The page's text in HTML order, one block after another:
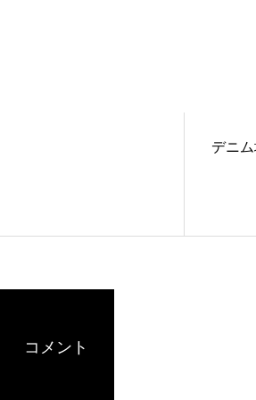
デニ
コメント